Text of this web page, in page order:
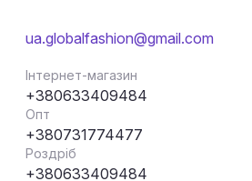
ua.globalfashion@gmail.com
Інтернет-магазин
+380633409484
Опт
+380731774477
Роздріб
+380633409484